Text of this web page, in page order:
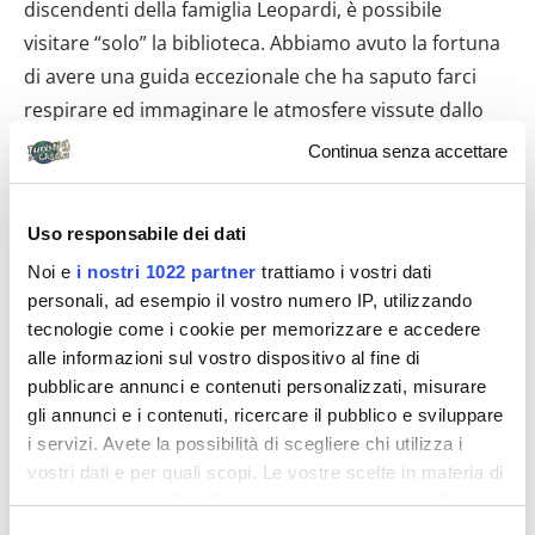
Continua senza accettare
Uso responsabile dei dati
Noi e i nostri 1022 partner trattiamo i vostri dati
personali, ad esempio il vostro numero IP, utilizzando
tecnologie come i cookie per memorizzare e accedere
alle informazioni sul vostro dispositivo al fine di
pubblicare annunci e contenuti personalizzati, misurare
gli annunci e i contenuti, ricercare il pubblico e sviluppare
i servizi. Avete la possibilità di scegliere chi utilizza i
vostri dati e per quali scopi. Le vostre scelte in materia di
privacy sono applicabili solo su questa proprietà digitale
discendenti della famiglia Leopardi, è possibile
visitare “solo” la biblioteca. Abbiamo avuto la fortuna
di avere una guida eccezionale che ha saputo farci
respirare ed immaginare le atmosfere vissute dallo
stesso Giacomo. Dalla suddetta piazzetta parte la via
che porta al Colle dell’Infinito, vale a dire il Monte